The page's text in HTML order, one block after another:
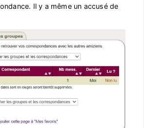
Il y a même un accusé de